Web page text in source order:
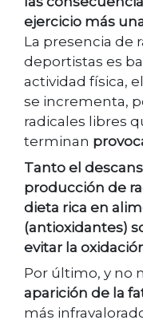
ejercicio más
La presencia de
deportistas es
actividad física,
se incrementa,
radicales libres
terminan
Tanto el
producción de
dieta rica en
(antioxidantes)
evitar la
Por último, y no
aparición de la
más